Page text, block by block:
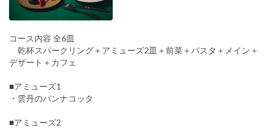
コース内容 全6皿
乾杯スパークリング＋アミューズ2皿＋前菜＋パスタ＋メイン＋
デザート＋カフェ
■アミューズ1
・雲丹のパンナコッタ
■アミューズ2